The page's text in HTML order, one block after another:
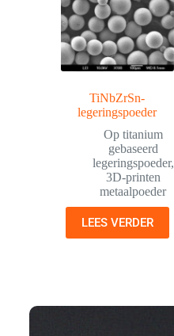
TiNbZrSn-
legeringspoeder
Op titanium
gebaseerd
legeringspoeder,
3D-printen
metaalpoeder
LEES VERDER